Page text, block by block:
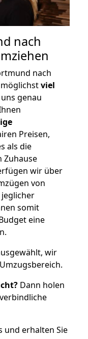
nach
nach
viel
genau
Preisen,
als die
Zuhause
wir über
von
somit
eine
wir
Dann holen
und erhalten Sie